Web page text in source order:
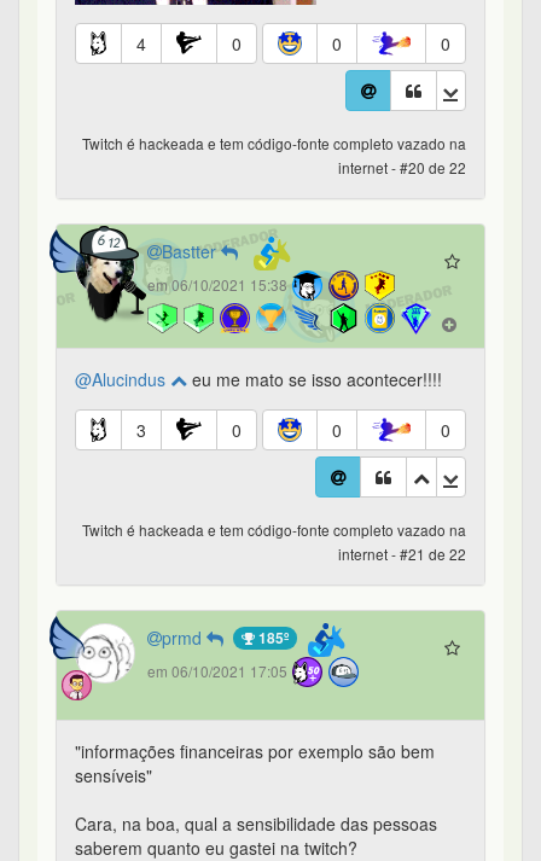
4 0 0 0
Twitch é hackeada e tem código-fonte completo vazado na
internet - #20 de 22
Bastter
em 06/10/2021 15:38
@Alucindus eu me mato se isso acontecer!!!!
3 0 0 0
Twitch é hackeada e tem código-fonte completo vazado na
internet - #21 de 22
prmd 185º
em 06/10/2021 17:05
"informações financeiras por exemplo são bem
sensíveis"
Cara, na boa, qual a sensibilidade das pessoas
saberem quanto eu gastei na twitch?